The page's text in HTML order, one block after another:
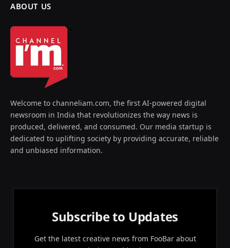
ABOUT US
Welcome to channeliam.com, the first AI-powered digital
newsroom in India that revolutionizes the way news is
produced, delivered, and consumed. Our media startup is
dedicated to uplifting society by providing accurate, reliable
and unbiased information.
Subscribe to Updates
Get the latest creative news from FooBar about